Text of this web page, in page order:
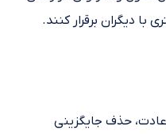
دیگران برقرار کنند.
حذف جایگزینی